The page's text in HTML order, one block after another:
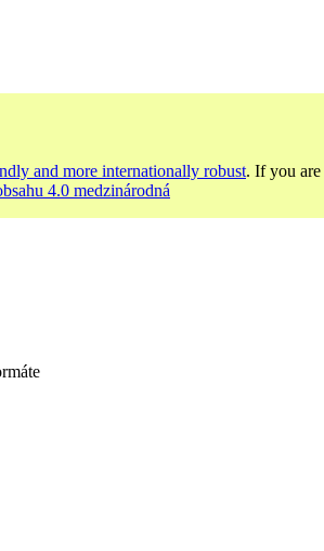
and more internationally robust. If you are
4.0 medzinárodná